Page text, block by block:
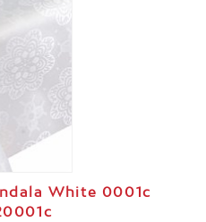
White 0001c